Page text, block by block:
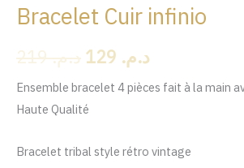
Bracelet Cuir infinio
د.م.219
Le
prix
initial
était :
د.م. 219.
د.م.
Le
actuel
Ensemble bracelet 4 pièces fait à la main
Haute Qualité
Bracelet tribal style rétro vintage
quantité
Bracelet
Cuir
infinio